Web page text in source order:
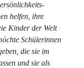
helfen, ihre
Kinder der Welt
Schülerinnen
die sie im
und sie als